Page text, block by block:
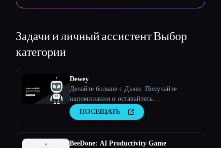
Задачи и личный ассистентВыбор
категории
Dewey
Делайте больше с Дьюи. Получайте
напоминания и оставайтесь
мотивированными с помощью текстовых
сообщений от Дьюи, вашего друга по
ПОСЕЩАТЬ
BeeDone: AI Productivity Game